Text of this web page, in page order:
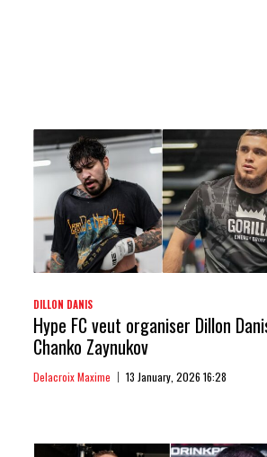
DILLON DANIS
Hype FC veut organiser Dillon
Chanko Zaynukov
Delacroix Maxime 13 January, 2026 16:28